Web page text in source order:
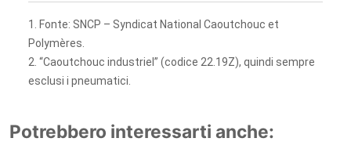
1. Fonte: SNCP – Syndicat National Caoutchouc et
Polymères.
2. “Caoutchouc industriel” (codice 22.19Z), quindi sempre
esclusi i pneumatici.
Potrebbero interessarti anche: